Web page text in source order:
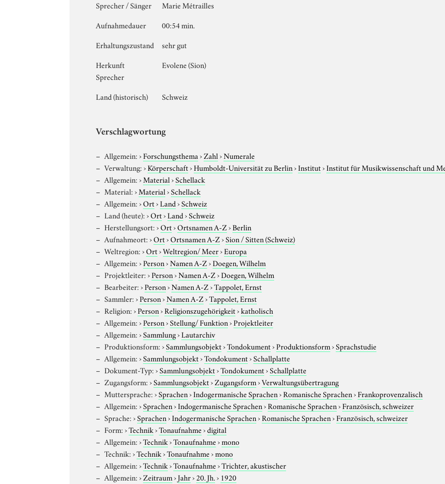
Sprecher / Sänger
Marie Métrailles
Aufnahmedauer
00:54 min.
Erhaltungszustand
sehr gut
Herkunft
Sprecher
Evolene (Sion)
Land (historisch) Schweiz
Verschlagwortung
Allgemein:›Forschungsthema›Zahl›Numerale
Verwaltung:›Körperschaft›Humboldt-Universität zu Berlin›Institut›Institut für Musikwissenschaft und
Allgemein:›Material›Schellack
Material:›Material›Schellack
Allgemein:›Ort›Land›Schweiz
Land (heute):›Ort›Land›Schweiz
Herstellungsort:›Ort›Ortsnamen A-Z›Berlin
Aufnahmeort:›Ort›Ortsnamen A-Z›Sion / Sitten (Schweiz)
Weltregion:›Ort›Weltregion/ Meer›Europa
Allgemein:›Person›Namen A-Z›Doegen, Wilhelm
Projektleiter:›Person›Namen A-Z›Doegen, Wilhelm
Bearbeiter:›Person›Namen A-Z›Tappolet, Ernst
Sammler:›Person›Namen A-Z›Tappolet, Ernst
Religion:›Person›Religionszugehörigkeit›katholisch
Allgemein:›Person›Stellung/ Funktion›Projektleiter
Allgemein:›Sammlung›Lautarchiv
Produktionsform:›Sammlungsobjekt›Tondokument›Produktionsform›Sprachstudie
Allgemein:›Sammlungsobjekt›Tondokument›Schallplatte
Dokument-Typ:›Sammlungsobjekt›Tondokument›Schallplatte
Zugangsform:›Sammlungsobjekt›Zugangsform›Verwaltungsübertragung
Muttersprache:›Sprachen›Indogermanische Sprachen›Romanische Sprachen›Frankoprovenzalisch
Allgemein:›Sprachen›Indogermanische Sprachen›Romanische Sprachen›Französisch, schweizer
Sprache:›Sprachen›Indogermanische Sprachen›Romanische Sprachen›Französisch, schweizer
Form:›Technik›Tonaufnahme›digital
Allgemein:›Technik›Tonaufnahme›mono
Technik:›Technik›Tonaufnahme›mono
Allgemein:›Technik›Tonaufnahme›Trichter, akustischer
Allgemein:›Zeitraum›Jahr›20. Jh.› 1920